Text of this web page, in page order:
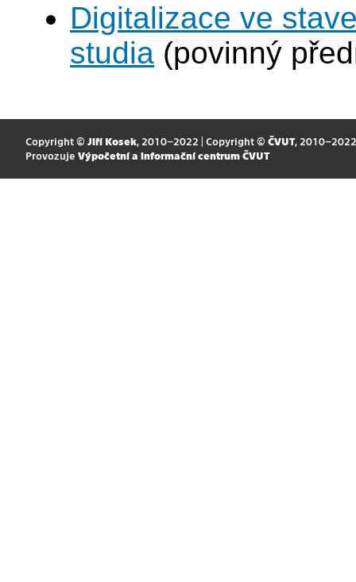
Digitalizace ve
studia (povinný
Copyright © Jiří Kosek, 2010–2022 | Copyright © ČVUT, 2010–2022
Provozuje Výpočetní a informační centrum ČVUT